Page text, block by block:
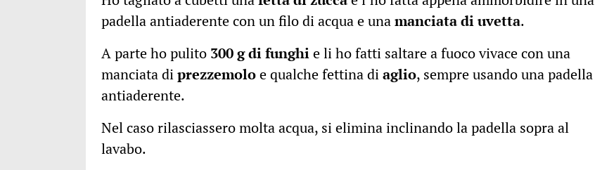
padella antiaderente con un filo di acqua e unamanciata di uvetta.
A parte ho pulito 300 g di funghie li ho fatti saltare a fuoco vivace con una
manciata diprezzemoloe qualche fettina diaglio, sempre usando una padella
antiaderente.
Nel caso rilasciassero molta acqua, si elimina inclinando la padella sopra al
lavabo.